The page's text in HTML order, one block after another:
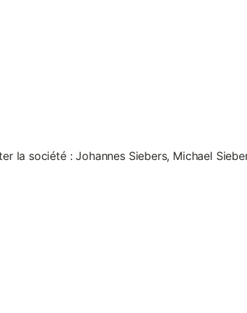
la société : Johannes Siebers, Michael